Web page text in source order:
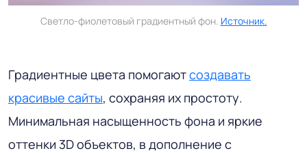
Светло-фиолетовый градиентный фон. Источник.
Градиентные цвета помогаютсоздавать
красивые сайты, сохраняя их простоту.
Минимальная насыщенность фона и яркие
оттенки 3D объектов, в дополнение с